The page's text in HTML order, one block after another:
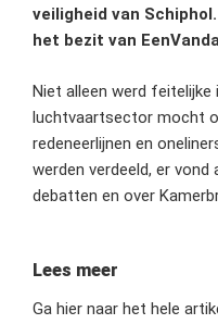
veiligheid van
het bezit van
Niet alleen werd
luchtvaartsector mocht
redeneerlijnen en
werden verdeeld, er
debatten en over
Lees meer
Ga hier naar het hele